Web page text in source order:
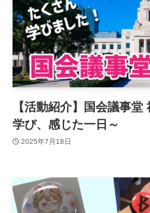
【活動紹介】国会議事
学び、感じた一日～
2025年7月18日